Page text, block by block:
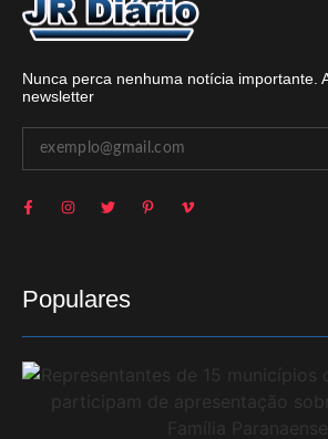
Nunca perca nenhuma notícia importante.
newsletter
Populares